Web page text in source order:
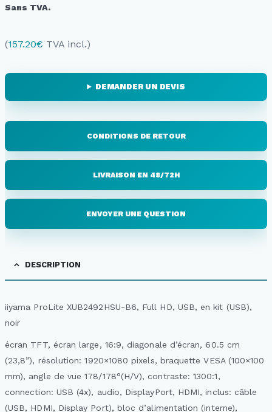
Sans TVA.
(157.20€ TVA incl.)
DEMANDER UN DEVIS
CONDITIONS DE RETOUR
LIVRAISON EN 48/72H
ENVOYER UNE QUESTION
DESCRIPTION
iiyama ProLite XUB2492HSU-B6, Full HD, USB, en kit (USB),
noir
écran TFT, écran large, 16:9, diagonale d’écran, 60.5 cm
(23,8”), résolution: 1920×1080 pixels, braquette VESA (100×100
mm), angle de vue 178/178°(H/V), contraste: 1300:1,
connection: USB (4x), audio, DisplayPort, HDMI, inclus: câble
(USB, HDMI, Display Port), bloc d’alimentation (interne),